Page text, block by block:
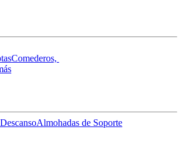
Comederos,
Almohadas de Soporte